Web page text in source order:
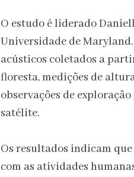
O estudo é liderado
Universidade de
acústicos coletados a
floresta, medições de
observações de
satélite.
Os resultados indicam
com as atividades